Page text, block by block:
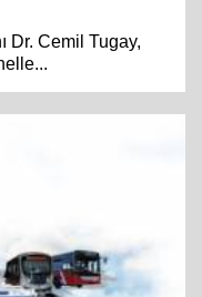
Dr. Cemil Tugay,